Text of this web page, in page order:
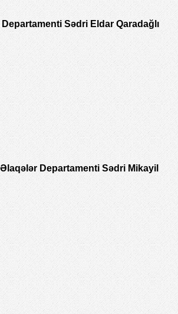
Sədri Eldar Qaradağlı
Departamenti Sədri Mikayil